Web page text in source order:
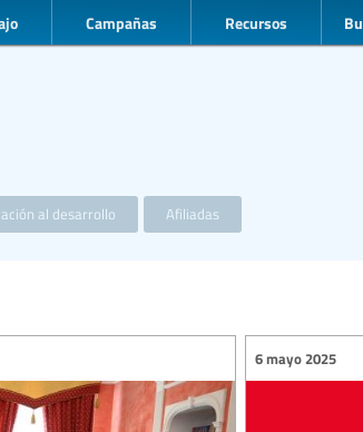
Campañas Recursos
al desarrollo Afiliadas
6 mayo 2025